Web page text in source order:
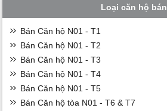
Loại căn hộ bán
Bán Căn hộ N01 - T1
Bán Căn hộ N01 - T2
Bán Căn hộ N01 - T3
Bán Căn hộ N01 - T4
Bán Căn hộ N01 - T5
Bán Căn hộ tòa N01 - T6 & T7